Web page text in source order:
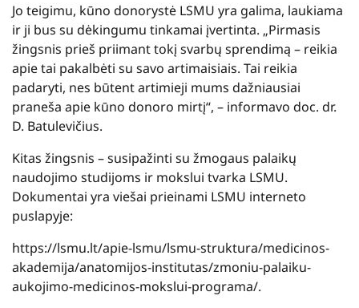
Jo teigimu, kūno donorystė LSMU yra galima, laukiama
ir ji bus su dėkingumu tinkamai įvertinta. „Pirmasis
žingsnis prieš priimant tokį svarbų sprendimą – reikia
apie tai pakalbėti su savo artimaisiais. Tai reikia
padaryti, nes būtent artimieji mums dažniausiai
praneša apie kūno donoro mirtį“, – informavo doc. dr.
D. Batulevičius.
Kitas žingsnis – susipažinti su žmogaus palaikų
naudojimo studijoms ir mokslui tvarka LSMU.
Dokumentai yra viešai prieinami LSMU interneto
puslapyje:
https://lsmu.lt/apie-lsmu/lsmu-struktura/medicinos-
akademija/anatomijos-institutas/zmoniu-palaiku-
aukojimo-medicinos-mokslui-programa/.